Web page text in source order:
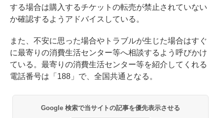
する場合は購入するチケットの転売が禁止されていない
か確認するようアドバイスしている。
また、不安に思った場合やトラブルが生じた場合はすぐ
に最寄りの消費生活センター等へ相談するよう呼びかけ
ている。最寄りの消費生活センター等を紹介してくれる
電話番号は「188」で、全国共通となる。
Google 検索で当サイトの記事を優先表示させる